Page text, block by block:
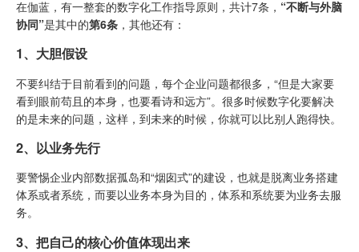
在伽蓝，有一整套的数字化工作指导原则，共计7条， “不断与外脑
协同”是其中的第6条 ，其他还有：
1、大胆假设
不要纠结于目前看到的问题，每个企业问题都很多，“但是大家要
看到眼前苟且的本身，也要看诗和远方”。很多时候数字化要解决
的是未来的问题，这样，到未来的时候，你就可以比别人跑得快。
2、以业务先行
要警惕企业内部数据孤岛和“烟囱式”的建设，也就是脱离业务搭建
体系或者系统，而要以业务本身为目的，体系和系统要为业务去服
务。
3、把自己的核心价值体现出来